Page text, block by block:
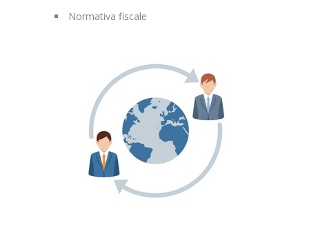
Normativa fiscale